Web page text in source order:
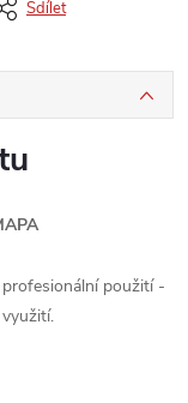
Sdílet
použití -